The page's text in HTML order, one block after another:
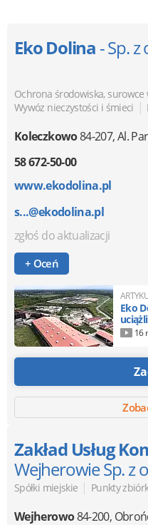
Eko Dolina - Sp. z
Ochrona środowiska,
Wywóz nieczystości i śmieci |
Koleczkowo84-207,Al.
58 672-50-00
www.ekodolina.pl
s...@ekodolina.pl
zgłoś do aktualizacji
+ Oceń
Eko
16
Zakład Usług
Wejherowie Sp. z
Spółki miejskie | Punkty
Wejherowo84-200,